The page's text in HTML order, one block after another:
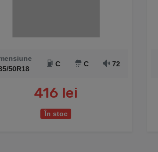
50R18
C C 72
416 lei
În stoc